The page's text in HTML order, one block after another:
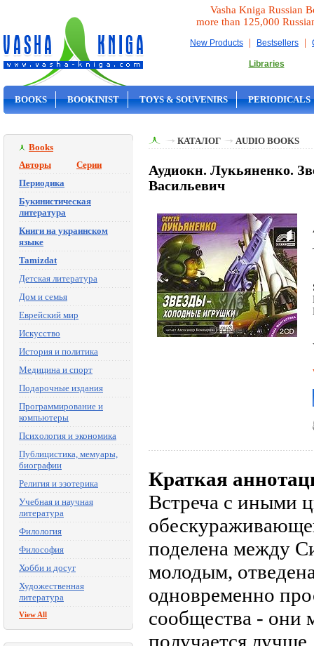
Vasha Kniga Russian
more than 125,000
New Products | Bestsellers |
Libraries
BOOKS BOOKINIST TOYS & SOUVENIRS PERIODICALS
Books
Авторы
Серии
Периодика
Букинистическая
литература
Книги на украинском
языке
Tamizdat
Детская литература
Дом и семья
Еврейский мир
Искусство
История и политика
Медицина и спорт
Подарочные издания
Программирование и
компьютеры
Психология и экономика
Публицистика, мемуары,
биографии
Религия и эзотерика
Учебная и научная
литература
Филология
Философия
Хобби и досуг
Художественная
литература
View All
КАТАЛОГ AUDIO BOOKS
Аудиокн. Лукьяненко.
Васильевич
Краткая
Встреча с иными
поделена между
молодым,
одновременно
сообщества - они
получается